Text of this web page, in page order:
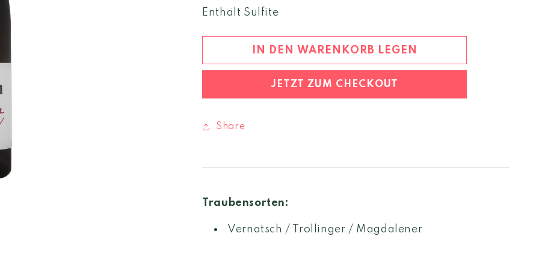
Menge
Hoamet
2022
Mitterberg
Menge
Hoamet
rot
2022
Mitterberg
igp
Enthält Sulfite
IN DEN WARENKORB LEGEN
JETZT ZUM CHECKOUT
Share
Traubensorten:
Vernatsch / Trollinger / Magdalener